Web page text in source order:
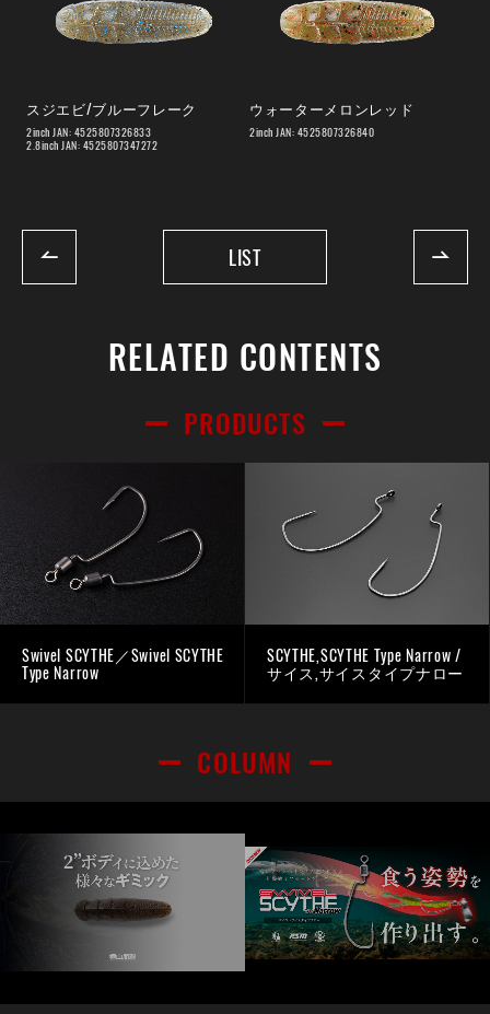
スジエビ/ブルーフレーク
2inch JAN: 4525807326833
2.8inch JAN: 4525807347272
ウォーターメロンレッド
2inch JAN: 4525807326840
LIST
RELATED CONTENTS
PRODUCTS
Swivel SCYTHE／Swivel SCYTHE
Type Narrow
SCYTHE,SCYTHE Type Narrow /
サイス,サイスタイプナロー
COLUMN